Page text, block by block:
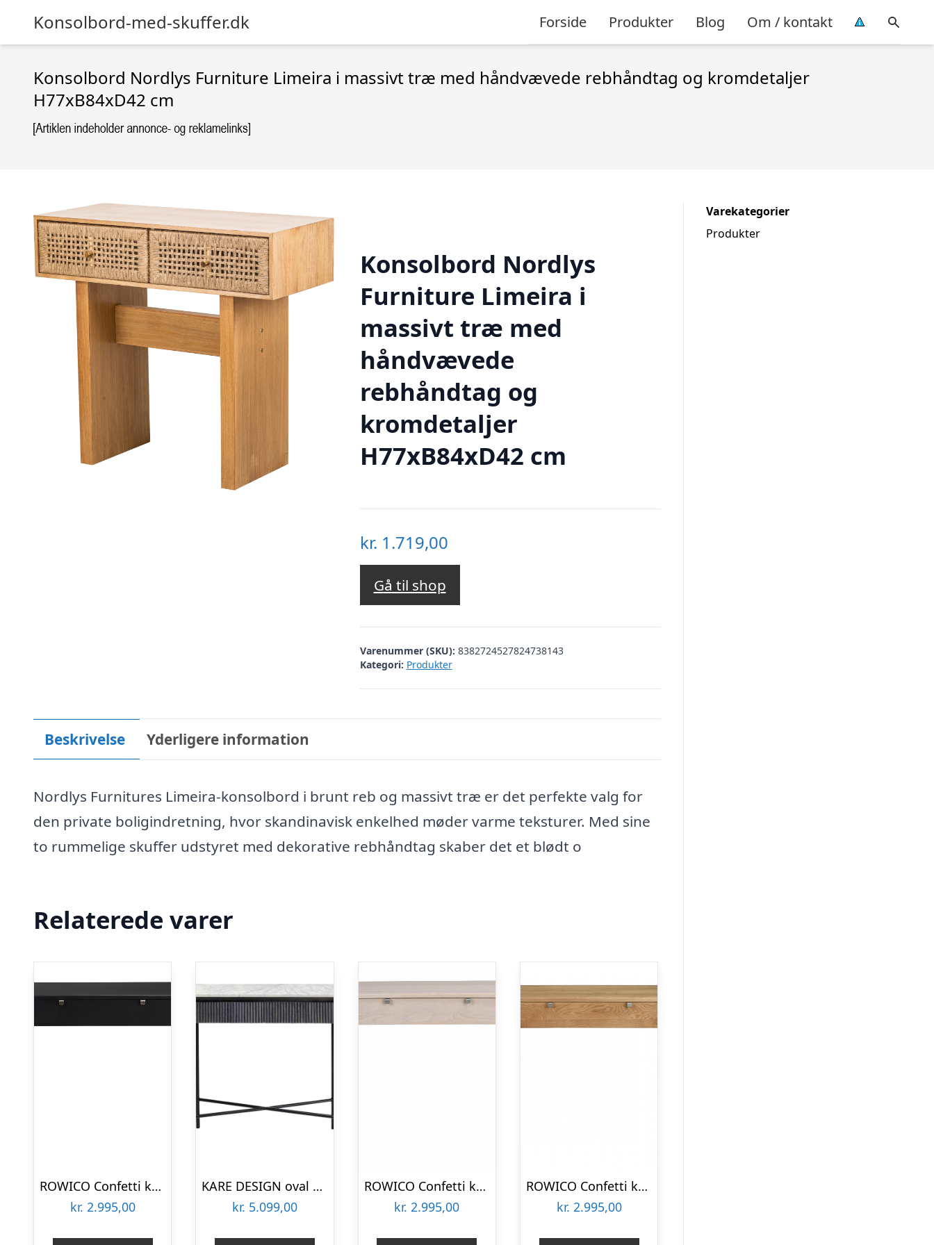
Konsolbord-med-skuffer.dk Forside Produkter Blog Om / kontakt
Konsolbord Nordlys Furniture Limeira i massivt træ med håndvævede rebhåndtag og kromdetaljer
H77xB84xD42 cm
Konsolbord Nordlys
Furniture Limeira i
massivt træ med
håndvævede
rebhåndtag og
kromdetaljer
H77xB84xD42 cm
kr. 1.719,00
Gå til shop
Varenummer (SKU): 8382724527824738143
Kategori: Produkter
Beskrivelse Yderligere information
Nordlys Furnitures Limeira-konsolbord i brunt reb og massivt træ er det perfekte valg for
den private boligindretning, hvor skandinavisk enkelhed møder varme teksturer. Med sine
to rummelige skuffer udstyret med dekorative rebhåndtag skaber det et blødt o
Relaterede varer
ROWICO Confetti konsolbord – sort eg, m. skuffe
kr. 2.995,00
KARE DESIGN oval Glenn konsolbord, m. 2 skuffer – marmor, mangotræ og stål (100×32)
kr. 5.099,00
ROWICO Confetti konsolbord – hvidpigmenteret eg, m. skuffe
kr. 2.995,00
ROWICO Confetti konsolbord – olieret eg, m. skuffe
kr. 2.995,00
Varekategorier
Produkter